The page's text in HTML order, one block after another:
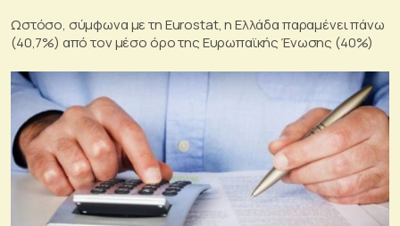
Ωστόσο, σύμφωνα με τη Eurostat, η Ελλάδα παραμένει πάνω
(40,7%) από τον μέσο όρο της Ευρωπαϊκής Ένωσης (40%)